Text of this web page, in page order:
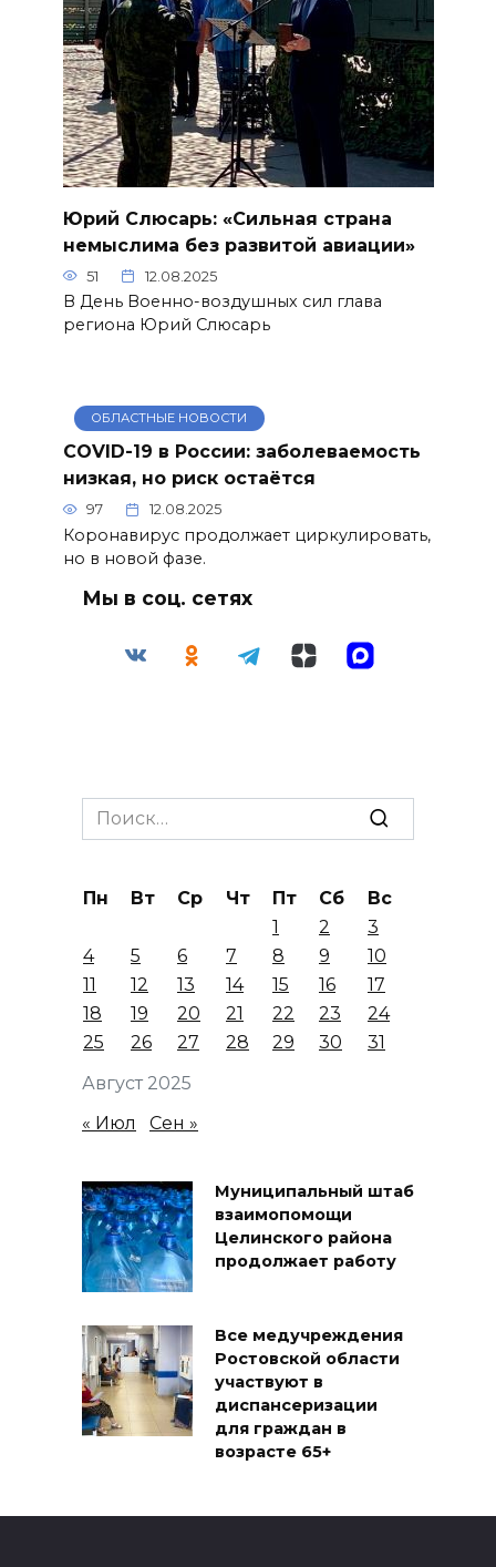
Юрий Слюсарь: «Сильная страна
немыслима без развитой авиации»
51 12.08.2025
В День Военно-воздушных сил глава
региона Юрий Слюсарь
ОБЛАСТНЫЕ НОВОСТИ
COVID-19 в России: заболеваемость
низкая, но риск остаётся
97 12.08.2025
Коронавирус продолжает циркулировать,
но в новой фазе.
Мы в соц. сетях
Search
for:
Август 2025
Пн Вт Ср Чт Пт Сб
Вс
1
2
3
4
5 6 7 8 9
10
11
12 13 14 15 16
17
18
19 20 21 22 23
24
25
26 27 28 29 30 31
« Июл Сен »
Муниципальный штаб
взаимопомощи
Целинского района
продолжает работу
Все медучреждения
Ростовской области
участвуют в
диспансеризации
для граждан в
возрасте 65+